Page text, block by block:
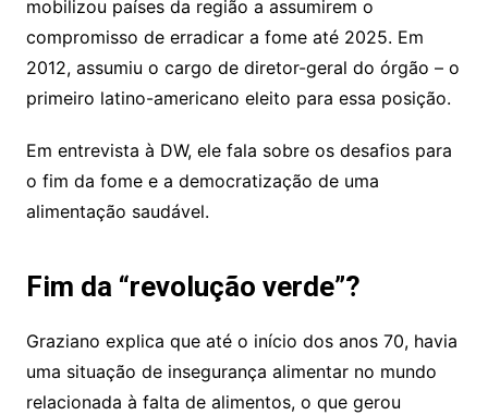
mobilizou países da região a assumirem o
compromisso de erradicar a fome até 2025. Em
2012, assumiu o cargo de diretor-geral do órgão – o
primeiro latino-americano eleito para essa posição.
Em entrevista à DW, ele fala sobre os desafios para
o fim da fome e a democratização de uma
alimentação saudável.
Fim da “revolução verde”?
Graziano explica que até o início dos anos 70, havia
uma situação de insegurança alimentar no mundo
relacionada à falta de alimentos, o que gerou